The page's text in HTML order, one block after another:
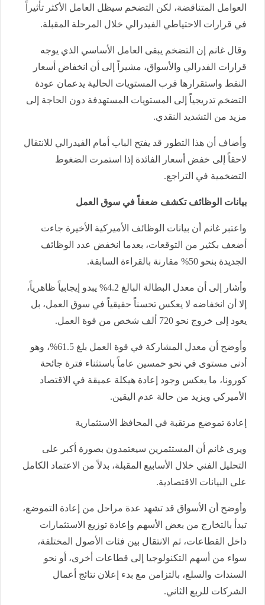
العوامل المتناقضة، لكن التضخم سيظل العامل الأكثر تأثيراً
في قرارات الاحتياطي الفيدرالي خلال المرحلة المقبلة.
وقال غانم إن التضخم يبقى العامل الأساسي الذي يوجه
قرارات الفدرالي والأسواق، مشيراً إلى أن انخفاض أسعار
النفط واستقرارها قرب المستويات الحالية يدعمان عودة
التضخم تدريجياً إلى المستويات المستهدفة دون الحاجة إلى
مزيد من التشديد النقدي.
وأضاف أن هذا التطور قد يفتح الباب أمام الفيدرالي للانتقال
لاحقاً إلى خفض أسعار الفائدة إذا استمرت الضغوط
التضخمية في التراجع.
بيانات الوظائف تكشف ضعفاً في سوق العمل
واعتبر غانم أن بيانات الوظائف الأميركية الأخيرة جاءت
أضعف بكثير من التوقعات، بعدما انخفض عدد الوظائف
الجديدة بنحو 50% مقارنة بالقراءة السابقة.
وأشار إلى أن معدل البطالة البالغ 4.2% يبدو إيجابياً ظاهرياً،
إلا أن انخفاضه لا يعكس تحسناً حقيقياً في سوق العمل، بل
يعود إلى خروج نحو 720 ألف شخص من قوة العمل.
وأوضح أن معدل المشاركة في قوة العمل بلغ 61.5%، وهو
أدنى مستوى في نحو خمسين عاماً باستثناء فترة جائحة
كورونا، ما يعكس وجود إعادة هيكلة عميقة في الاقتصاد
الأميركي ويزيد من حالة عدم اليقين.
إعادة تموضع مرتقبة في المحافظ الاستثمارية
ويرى غانم أن المستثمرين سيعتمدون بصورة أكبر على
التحليل الفني خلال الأسابيع المقبلة، بدلاً من الاعتماد الكامل
على البيانات الاقتصادية.
وأوضح أن الأسواق قد تشهد عدة مراحل من إعادة التموضع،
تبدأ بالتخارج من بعض الأسهم وإعادة توزيع الاستثمارات
داخل القطاعات، ثم الانتقال بين فئات الأصول المختلفة،
سواء من أسهم التكنولوجيا إلى قطاعات أخرى، أو نحو
السندات والسلع، بالتزامن مع بدء إعلان نتائج أعمال
الشركات للربع الثاني.